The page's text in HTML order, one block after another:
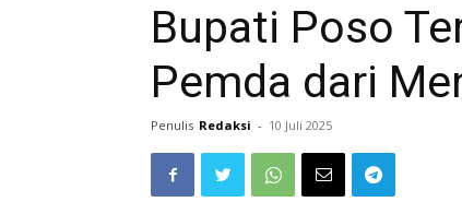
Bupati Poso
Pemda dari
Penulis Redaksi - 10 Juli 2025